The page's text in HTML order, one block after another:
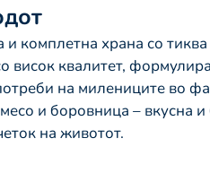
комплетна храна со
висок квалитет,
на милениците во
и боровница – вкусна
на животот.